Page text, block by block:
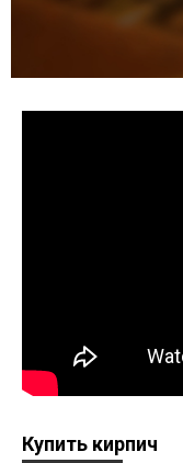
Купить кирпич